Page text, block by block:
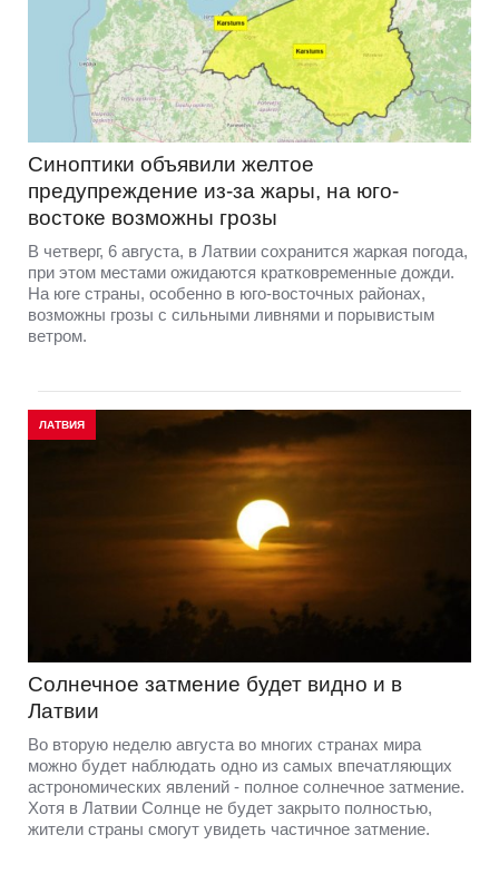
Синоптики объявили желтое
предупреждение из-за жары, на юго-
востоке возможны грозы
В четверг, 6 августа, в Латвии сохранится жаркая погода,
при этом местами ожидаются кратковременные дожди.
На юге страны, особенно в юго-восточных районах,
возможны грозы с сильными ливнями и порывистым
ветром.
ЛАТВИЯ
Солнечное затмение будет видно и в
Латвии
Во вторую неделю августа во многих странах мира
можно будет наблюдать одно из самых впечатляющих
астрономических явлений - полное солнечное затмение.
Хотя в Латвии Солнце не будет закрыто полностью,
жители страны смогут увидеть частичное затмение.